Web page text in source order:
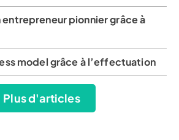
pionnier grâce à
model grâce à l’effectuation
Plus d'articles